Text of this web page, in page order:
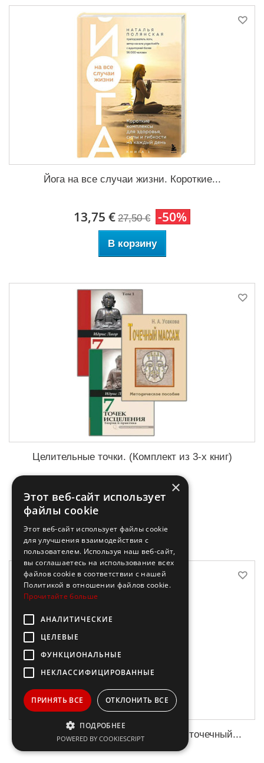
Йога на все случаи жизни. Короткие...
13,75 € 27,50 € -50%
В корзину
Целительные точки. (Комплект из 3-х книг)
9,08 € 18,15 € -50%
Целительные точки. Акупрессура и точечный...
×
Этот веб-сайт использует
файлы cookie
Этот веб-сайт использует файлы cookie
для улучшения взаимодействия с
пользователем. Используя наш веб-сайт,
вы соглашаетесь на использование всех
файлов cookie в соответствии с нашей
Политикой в ​​отношении файлов cookie.
Прочитайте больше
АНАЛИТИЧЕСКИЕ
ЦЕЛЕВЫЕ
ФУНКЦИОНАЛЬНЫЕ
НЕКЛАССИФИЦИРОВАННЫЕ
ПРИНЯТЬ ВСЕ ОТКЛОНИТЬ ВСЕ
ПОДРОБНЕЕ
POWERED BY COOKIESCRIPT